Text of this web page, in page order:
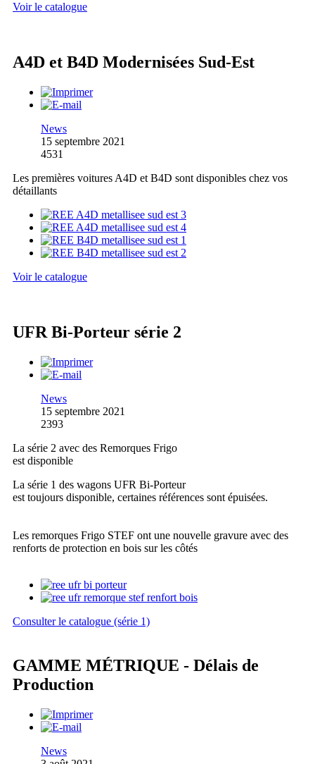
Voir le catalogue
A4D et B4D Modernisées Sud-Est
News
15 septembre 2021
4531
Les premières voitures A4D et B4D sont disponibles chez vos
détaillants
Voir le catalogue
UFR Bi-Porteur série 2
News
15 septembre 2021
2393
La série 2 avec des Remorques Frigo
est disponible
La série 1 des wagons UFR Bi-Porteur
est toujours disponible, certaines références sont épuisées.
Les remorques Frigo STEF ont une nouvelle gravure avec des
renforts de protection en bois sur les côtés
Consulter le catalogue (série 1)
GAMME MÉTRIQUE - Délais de
Production
News